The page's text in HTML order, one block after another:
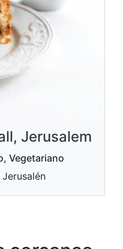
Jerusalem
Vegetariano